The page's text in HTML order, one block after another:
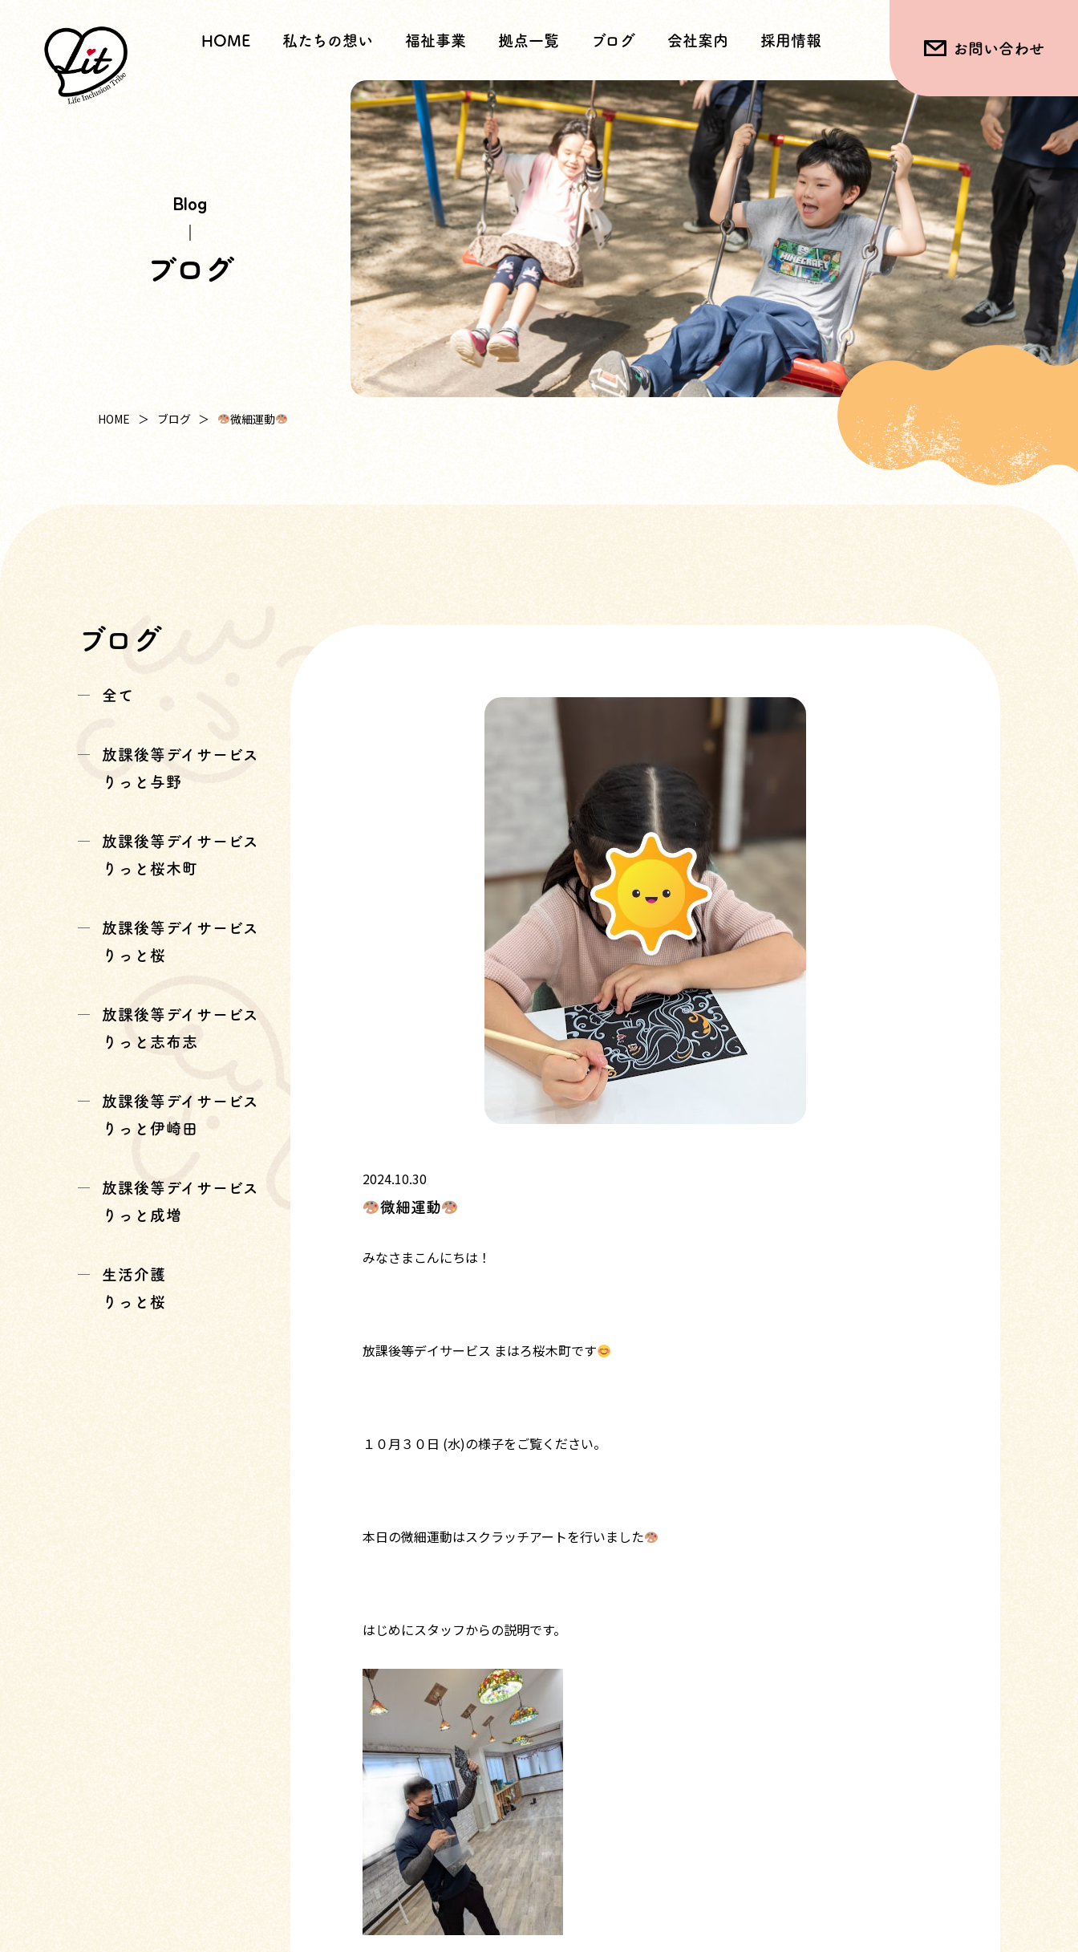
HOME 私たちの想い 福祉事業 拠点一覧 ブログ 会社案内 採用情報
お問い合わせ
Blog
ブログ
HOME ブログ 微細運動
2024.10.30
微細運動
みなさまこんにちは！
放課後等デイサービス まはろ桜木町です
１０月３０日 (水)の様子をご覧ください。
本日の微細運動はスクラッチアートを行いました
はじめにスタッフからの説明です。
ブログ
全て
放課後等デイサービス
りっと与野
放課後等デイサービス
りっと桜木町
放課後等デイサービス
りっと桜
放課後等デイサービス
りっと志布志
放課後等デイサービス
りっと伊崎田
放課後等デイサービス
りっと成増
生活介護
りっと桜